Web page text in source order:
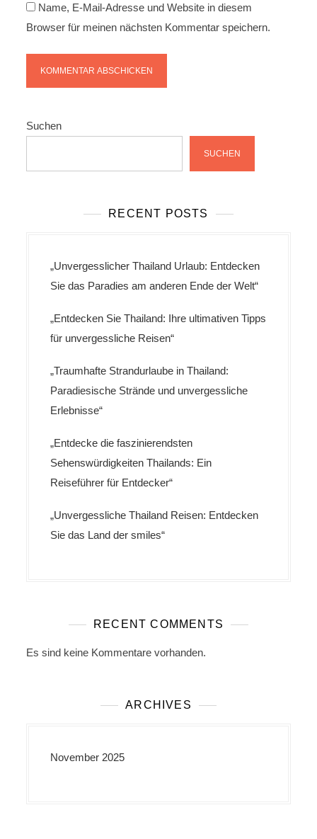
Name, E-Mail-Adresse und Website in diesem
Browser für meinen nächsten Kommentar speichern.
Suchen
SUCHEN
RECENT POSTS
„Unvergesslicher Thailand Urlaub: Entdecken
Sie das Paradies am anderen Ende der Welt“
„Entdecken Sie Thailand: Ihre ultimativen Tipps
für unvergessliche Reisen“
„Traumhafte Strandurlaube in Thailand:
Paradiesische Strände und unvergessliche
Erlebnisse“
„Entdecke die faszinierendsten
Sehenswürdigkeiten Thailands: Ein
Reiseführer für Entdecker“
„Unvergessliche Thailand Reisen: Entdecken
Sie das Land der smiles“
RECENT COMMENTS
Es sind keine Kommentare vorhanden.
ARCHIVES
November 2025